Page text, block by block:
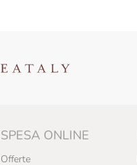
SPESA ONLINE
Offerte